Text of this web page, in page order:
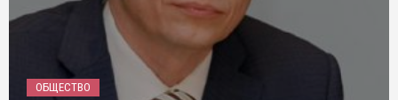
ОБЩЕСТВО